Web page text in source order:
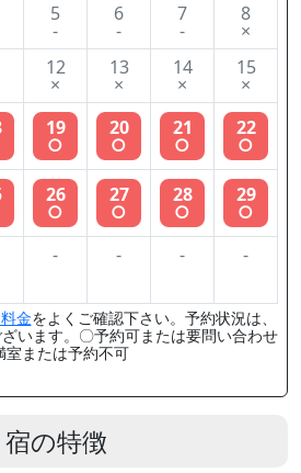
5
-
6
-
7
-
8
×
12
×
13
×
14
×
15
×
19
○
20
○
21
○
22
○
26
○
27
○
28
○
29
○
- - - -
金をよくご確認下さい。予約状況は、
います。〇予約可または要問い合わせ
室または予約不可
宿の特徴